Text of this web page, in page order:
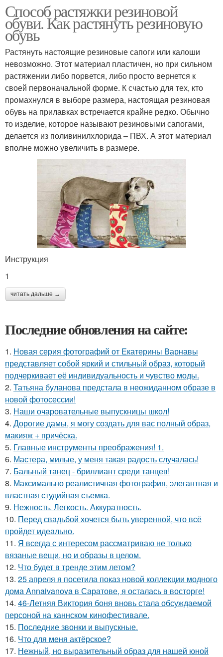
Способ растяжки резиновой
обуви. Как растянуть резиновую
обувь
Растянуть настоящие резиновые сапоги или калоши
невозможно. Этот материал пластичен, но при сильном
растяжении либо порвется, либо просто вернется к
своей первоначальной форме. К счастью для тех, кто
промахнулся в выборе размера, настоящая резиновая
обувь на прилавках встречается крайне редко. Обычно
то изделие, которое называют резиновыми сапогами,
делается из поливинилхлорида – ПВХ. А этот материал
вполне можно увеличить в размере.
Инструкция
1
читать дальше →
Последние обновления на сайте:
1. Новая серия фотографий от Екатерины Варнавы
представляет собой яркий и стильный образ, который
подчеркивает её индивидуальность и чувство моды.
2. Татьяна буланова предстала в неожиданном образе в
новой фотосессии!
3. Наши очаровательные выпускницы школ!
4. Дорогие дамы, я могу создать для вас полный образ,
макияж + причёска.
5. Главные инструменты преображения! 1.
6. Мастера, милые, у меня такая радость случалась!
7. Бальный танец - бриллиант среди танцев!
8. Максимально реалистичная фотография, элегантная и
властная студийная съемка.
9. Нежность. Легкость. Аккуратность.
10. Перед свадьбой хочется быть уверенной, что всё
пройдет идеально.
11. Я всегда с интересом рассматриваю не только
вязаные вещи, но и образы в целом.
12. Что будет в тренде этим летом?
13. 25 апреля я посетила показ новой коллекции модного
дома Annaivanova в Саратове, я осталась в восторге!
14. 46-Летняя Виктория боня вновь стала обсуждаемой
персоной на каннском кинофестивале.
15. Последние звонки и выпускные.
16. Что для меня актёрское?
17. Нежный, но выразительный образ для нашей юной